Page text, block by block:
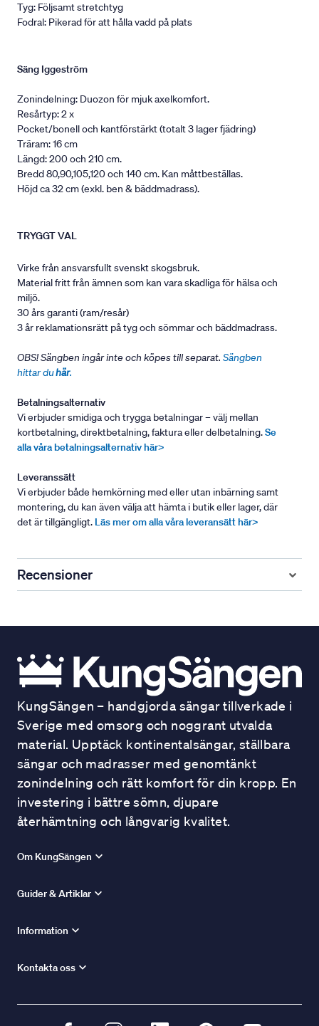
Tyg: Följsamt stretchtyg
Fodral: Pikerad för att hålla vadd på plats
Säng Iggeström
Zonindelning: Duozon för mjuk axelkomfort.
Resårtyp: 2 x
Pocket/bonell och kantförstärkt (totalt 3 lager fjädring)
Träram: 16 cm
Längd: 200 och 210 cm.
Bredd 80,90,105,120 och 140 cm. Kan måttbeställas.
Höjd ca 32 cm (exkl. ben & bäddmadrass).
TRYGGT VAL
Virke från ansvarsfullt svenskt skogsbruk.
Material fritt från ämnen som kan vara skadliga för hälsa och
miljö.
30 års garanti (ram/resår)
3 år reklamationsrätt på tyg och sömmar och bäddmadrass.
OBS! Sängben ingår inte och köpes till separat. Sängben
hittar duhär.
Betalningsalternativ
Vi erbjuder smidiga och trygga betalningar – välj mellan
kortbetalning, direktbetalning, faktura eller delbetalning.Se
alla våra betalningsalternativ här>
Leveranssätt
Vi erbjuder både hemkörning med eller utan inbärning samt
montering, du kan även välja att hämta i butik eller lager, där
det är tillgängligt. Läs mer om alla våra leveransätt här>
Recensioner
KungSängen – handgjorda sängar tillverkade i
Sverige med omsorg och noggrant utvalda
material. Upptäck kontinentalsängar, ställbara
sängar och madrasser med genomtänkt
zonindelning och rätt komfort för din kropp. En
investering i bättre sömn, djupare
återhämtning och långvarig kvalitet.
Om KungSängen
Guider & Artiklar
Information
Kontakta oss